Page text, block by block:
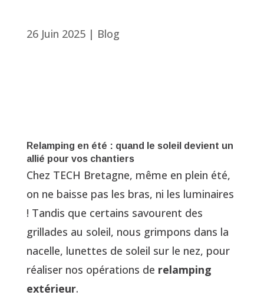
26 Juin 2025| Blog
Relamping en été : quand le soleil devient un
allié pour vos chantiers
Chez TECH Bretagne, même en plein été,
on ne baisse pas les bras, ni les luminaires
! Tandis que certains savourent des
grillades au soleil, nous grimpons dans la
nacelle, lunettes de soleil sur le nez, pour
réaliser nos opérations de relamping
extérieur.